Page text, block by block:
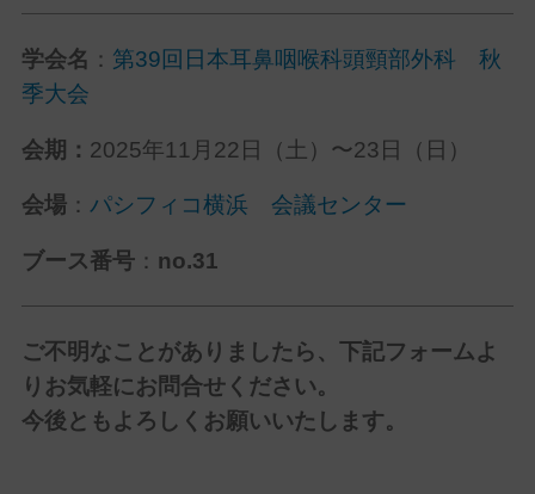
学会名 ： 第39回日本耳鼻咽喉科頭頸部外科 秋
季大会
会期： 2025年11月22日（土）〜23日（日）
会場： パシフィコ横浜 会議センター
ブース番号： no.31
ご不明なことがありましたら、下記フォームよ
りお気軽にお問合せください。
今後ともよろしくお願いいたします。